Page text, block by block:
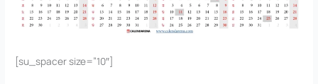
[su_spacer size=”10″]